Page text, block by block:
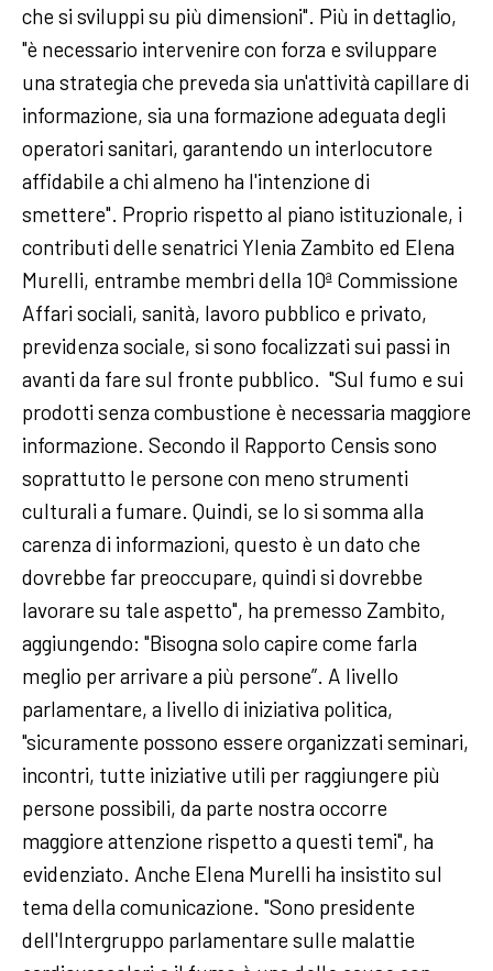
che si sviluppi su più dimensioni". Più in dettaglio,
"è necessario intervenire con forza e sviluppare
una strategia che preveda sia un'attività capillare di
informazione, sia una formazione adeguata degli
operatori sanitari, garantendo un interlocutore
affidabile a chi almeno ha l'intenzione di
smettere". Proprio rispetto al piano istituzionale, i
contributi delle senatrici Ylenia Zambito ed Elena
Murelli, entrambe membri della 10ª Commissione
Affari sociali, sanità, lavoro pubblico e privato,
previdenza sociale, si sono focalizzati sui passi in
avanti da fare sul fronte pubblico. "Sul fumo e sui
prodotti senza combustione è necessaria maggiore
informazione. Secondo il Rapporto Censis sono
soprattutto le persone con meno strumenti
culturali a fumare. Quindi, se lo si somma alla
carenza di informazioni, questo è un dato che
dovrebbe far preoccupare, quindi si dovrebbe
lavorare su tale aspetto", ha premesso Zambito,
aggiungendo: "Bisogna solo capire come farla
meglio per arrivare a più persone”. A livello
parlamentare, a livello di iniziativa politica,
"sicuramente possono essere organizzati seminari,
incontri, tutte iniziative utili per raggiungere più
persone possibili, da parte nostra occorre
maggiore attenzione rispetto a questi temi", ha
evidenziato. Anche Elena Murelli ha insistito sul
tema della comunicazione. "Sono presidente
dell'Intergruppo parlamentare sulle malattie